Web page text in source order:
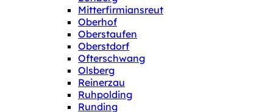
Mitterfirmiansreut
Oberhof
Oberstaufen
Oberstdorf
Ofterschwang
Olsberg
Reinerzau
Ruhpolding
Runding